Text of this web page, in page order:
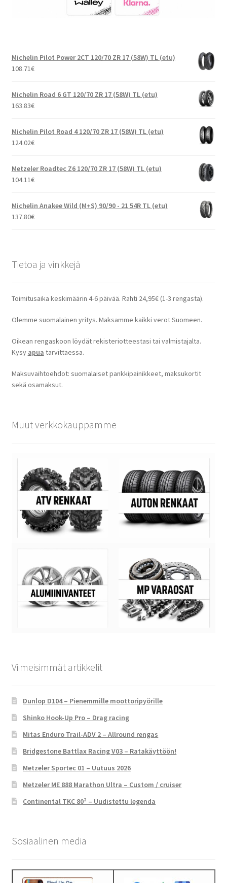
Michelin Pilot Power 2CT 120/70 ZR 17 (58W) TL (etu)
108.71€
Michelin Road 6 GT 120/70 ZR 17 (58W) TL (etu)
163.83€
Michelin Pilot Road 4 120/70 ZR 17 (58W) TL (etu)
124.02€
Metzeler Roadtec Z6 120/70 ZR 17 (58W) TL (etu)
104.11€
Michelin Anakee Wild (M+S) 90/90 - 21 54R TL (etu)
137.80€
Tietoa ja vinkkejä
Toimitusaika keskimäärin 4-6 päivää. Rahti 24,95€ (1-3 rengasta).
Olemme suomalainen yritys. Maksamme kaikki verot Suomeen.
Oikean rengaskoon löydät rekisteriotteestasi tai valmistajalta.
Kysy apua tarvittaessa.
Maksuvaihtoehdot: suomalaiset pankkipainikkeet, maksukortit
sekä osamaksut.
Muut verkkokauppamme
Viimeisimmät artikkelit
Dunlop D104 – Pienemmille moottoripyörille
Shinko Hook-Up Pro – Drag racing
Mitas Enduro Trail-ADV 2 – Allround rengas
Bridgestone Battlax Racing V03 – Ratakäyttöön!
Metzeler Sportec 01 – Uutuus 2026
Metzeler ME 888 Marathon Ultra – Custom / cruiser
Continental TKC 80² – Uudistettu legenda
Sosiaalinen media